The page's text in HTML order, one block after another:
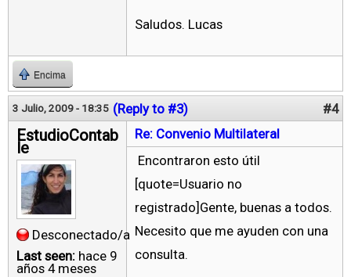
Saludos. Lucas
Encima
3 Julio, 2009 - 18:35 (Reply to #3) #4
EstudioContab
le
Desconectado/a
Last seen: hace 9
años 4 meses
Re: Convenio Multilateral
Encontraron esto útil
[quote=Usuario no
registrado]Gente, buenas a todos.
Necesito que me ayuden con una
consulta.